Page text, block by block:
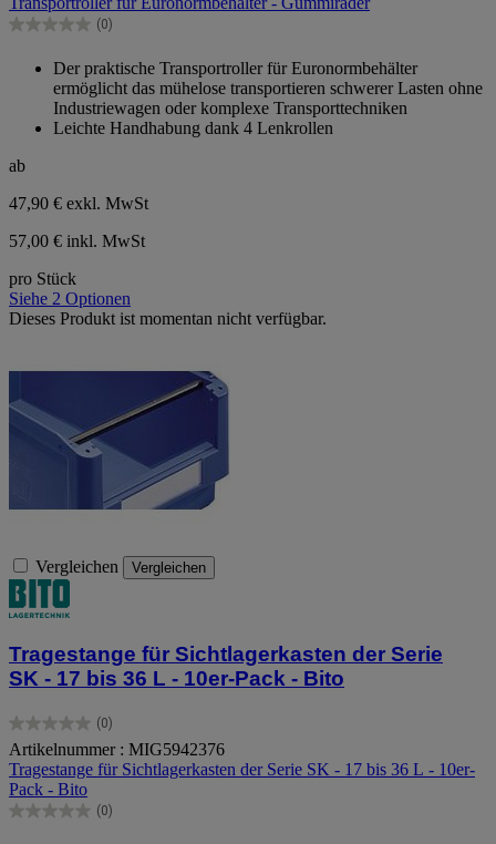
5
Sternen.
(0)
0.0
Sternen.
Der praktische Transportroller für Euronormbehälter
ermöglicht das mühelose transportieren schwerer Lasten ohne
Industriewagen oder komplexe Transporttechniken
Leichte Handhabung dank 4 Lenkrollen
ab
47,90 € exkl. MwSt
57,00 € inkl. MwSt
pro Stück
Siehe 2 Optionen
Dieses Produkt ist momentan nicht verfügbar.
Vergleichen Vergleichen
Tragestange für Sichtlagerkasten der Serie
SK - 17 bis 36 L - 10er-Pack - Bito
(0)
0.0
von
5
Sternen.
Artikelnummer : MIG5942376
Tragestange für Sichtlagerkasten der Serie SK - 17 bis 36 L - 10er-
Pack - Bito
(0)
0.0